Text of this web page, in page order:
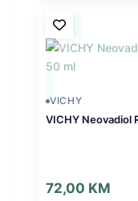
VICHY
VICHY Neovadiol
72,00 KM